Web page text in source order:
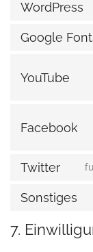
WordPress
Google
YouTube
Facebook
Twitter
Sonstiges
7.